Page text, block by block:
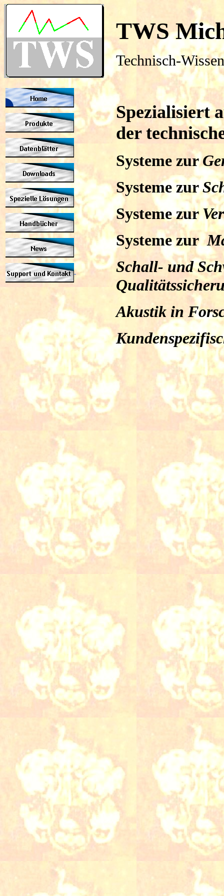
TWS
Technisch-
Spezialisiert
der
Systeme zur
Systeme zur
Systeme zur
Systeme zur
Schall- und
Akustik in